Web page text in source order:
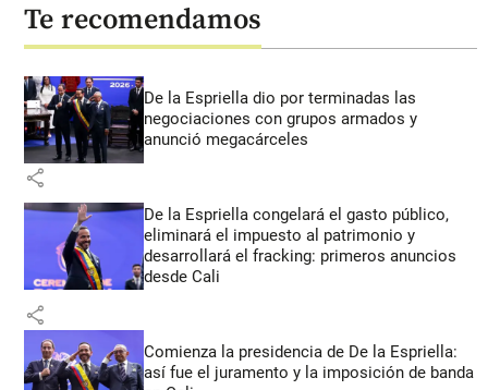
Te recomendamos
De la Espriella dio por terminadas las
negociaciones con grupos armados y
anunció megacárceles
share
De la Espriella congelará el gasto público,
eliminará el impuesto al patrimonio y
desarrollará el fracking: primeros anuncios
desde Cali
share
Comienza la presidencia de De la Espriella:
así fue el juramento y la imposición de banda